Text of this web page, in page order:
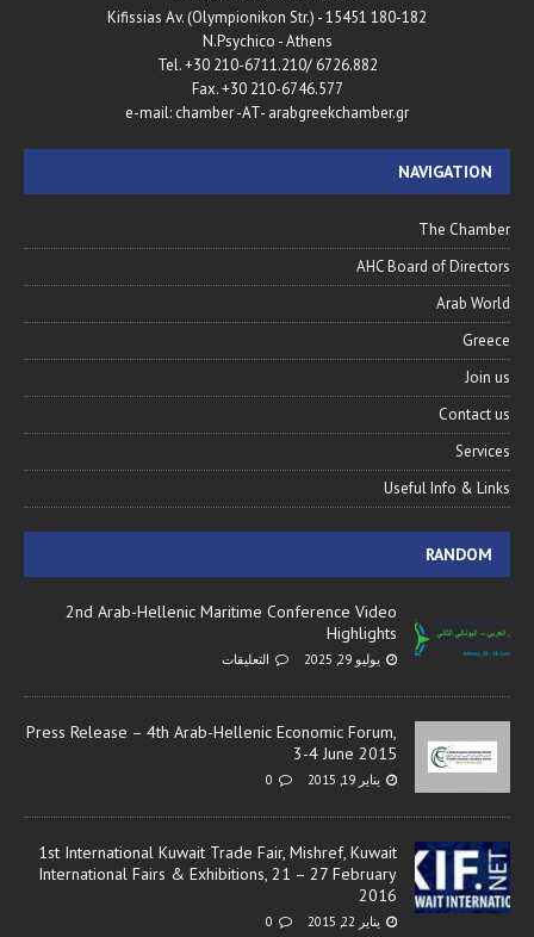
180-182 Kifissias Av. (Olympionikon Str.) - 15451
N.Psychico - Athens
Tel. +30 210-6711.210/ 6726.882
Fax. +30 210-6746.577
e-mail: chamber -AT- arabgreekchamber.gr
NAVIGATION
The Chamber
AHC Board of Directors
Arab World
Greece
Join us
Contact us
Services
Useful Info & Links
RANDOM
2nd Arab-Hellenic Maritime Conference Video
Highlights
يوليو 29, 2025 التعليقات
Press Release – 4th Arab-Hellenic Economic Forum,
3-4 June 2015
يناير 19, 2015 0
1st International Kuwait Trade Fair, Mishref, Kuwait
International Fairs & Exhibitions, 21 – 27 February
2016
يناير 22, 2015 0